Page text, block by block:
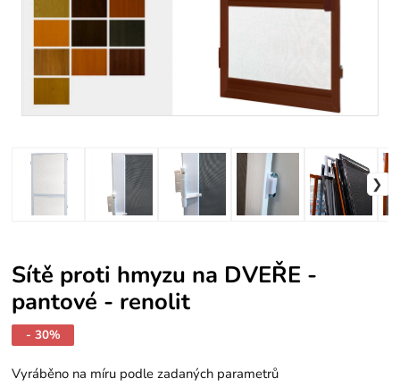
Sítě proti hmyzu na DVEŘE -
pantové - renolit
- 30%
Vyráběno na míru podle zadaných parametrů